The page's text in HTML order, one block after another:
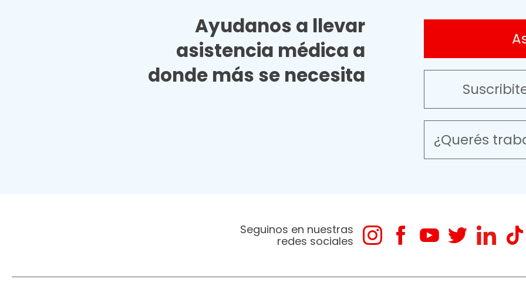
Ayudanos a llevar
asistencia médica a
donde más se necesita
¿Querés
Seguinos en nuestras
redes sociales